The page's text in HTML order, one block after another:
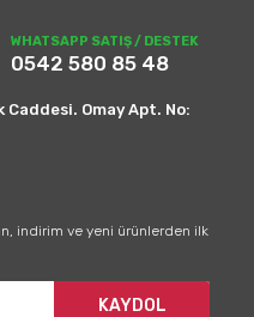
WHATSAPP SATIŞ / DESTEK
0542 580 85 48
Omay Apt. No:
indirim ve yeni ürünlerden ilk
KAYDOL